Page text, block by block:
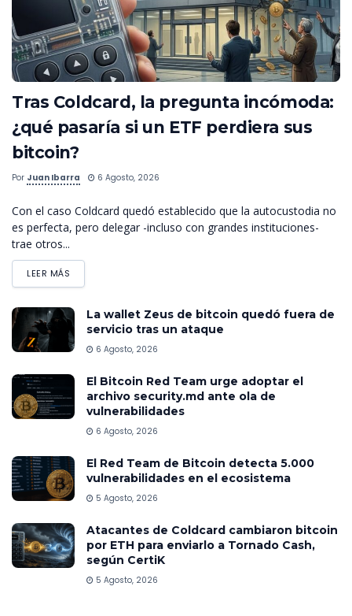
Tras Coldcard, la pregunta incómoda:
¿qué pasaría si un ETF perdiera sus
bitcoin?
Por Juan Ibarra 6 Agosto, 2026
Con el caso Coldcard quedó establecido que la autocustodia no
es perfecta, pero delegar -incluso con grandes instituciones-
trae otros...
LEER MÁS
La wallet Zeus de bitcoin quedó fuera de
servicio tras un ataque
6 Agosto, 2026
El Bitcoin Red Team urge adoptar el
archivo security.md ante ola de
vulnerabilidades
6 Agosto, 2026
El Red Team de Bitcoin detecta 5.000
vulnerabilidades en el ecosistema
5 Agosto, 2026
Atacantes de Coldcard cambiaron bitcoin
por ETH para enviarlo a Tornado Cash,
según CertiK
5 Agosto, 2026